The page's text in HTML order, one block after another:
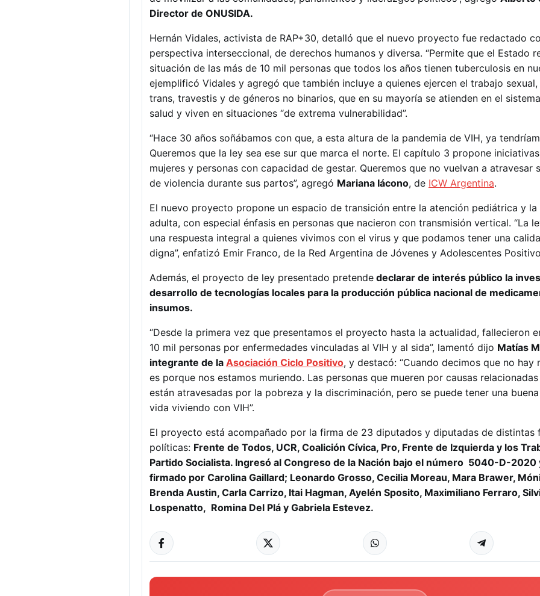
Director de ONUSIDA.
Hernán Vidales, activista de RAP+30, detalló que el nuevo proyecto fue redactado
perspectiva interseccional, de derechos humanos y diversa. “Permite que el Estado
situación de las más de 10 mil personas que todos los años tienen tuberculosis en
ejemplificó Vidales y agregó que también incluye a quienes ejercen el trabajo sexual,
trans, travestis y de géneros no binarios, que en su mayoría se atienden en el
salud y viven en situaciones “de extrema vulnerabilidad”.
“Hace 30 años soñábamos con que, a esta altura de la pandemia de VIH, ya
Queremos que la ley sea ese sur que marca el norte. El capítulo 3 propone
mujeres y personas con capacidad de gestar. Queremos que no vuelvan a atravesar
de violencia durante sus partos”, agregó Mariana Iácono, de ICW Argentina.
El nuevo proyecto propone un espacio de transición entre la atención pediátrica y la
adulta, con especial énfasis en personas que nacieron con transmisión vertical. “La
una respuesta integral a quienes vivimos con el virus y que podamos tener una
digna”, enfatizó Emir Franco, de la Red Argentina de Jóvenes y Adolescentes
Además, el proyecto de ley presentado pretende declarar de interés público la
desarrollo de tecnologías locales para la producción pública nacional de
insumos.
“Desde la primera vez que presentamos el proyecto hasta la actualidad, fallecieron
10 mil personas por enfermedades vinculadas al VIH y al sida”, lamentó dijo Matías
integrante de la Asociación Ciclo Positivo, y destacó: “Cuando decimos que no hay
es porque nos estamos muriendo. Las personas que mueren por causas
están atravesadas por la pobreza y la discriminación, pero se puede tener una
vida viviendo con VIH”.
El proyecto está acompañado por la firma de 23 diputados y diputadas de distintas
políticas: Frente de Todos, UCR, Coalición Cívica, Pro, Frente de Izquierda y los
Partido Socialista. Ingresó al Congreso de la Nación bajo el número 5040-D-2020
firmado por Carolina Gaillard; Leonardo Grosso, Cecilia Moreau, Mara Brawer,
Brenda Austin, Carla Carrizo, Itai Hagman, Ayelén Sposito, Maximiliano Ferraro,
Lospenatto, Romina Del Plá y Gabriela Estevez.